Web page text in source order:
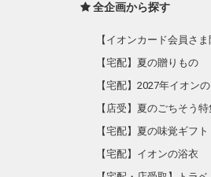
全企画から探す
【イオンカード会員さ
【宅配】夏の贈りもの
【宅配】2027年イオン
【店受】夏のごちそう特
【宅配】夏の味覚ギフト
【宅配】イオンの浴衣